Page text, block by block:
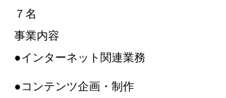
７名​
事業内容
●インターネット関連業務
​●コンテンツ企画・制作